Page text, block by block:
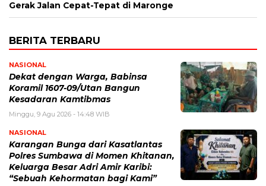
Gerak Jalan Cepat-Tepat di Maronge
BERITA TERBARU
NASIONAL
‎Dekat dengan Warga, Babinsa
Koramil 1607-09/Utan Bangun
Kesadaran Kamtibmas
Minggu, 9 Agu 2026 - 14:48 WIB
NASIONAL
Karangan Bunga dari Kasatlantas
Polres Sumbawa di Momen Khitanan,
Keluarga Besar Adri Amir Karibi:
“Sebuah Kehormatan bagi Kami”